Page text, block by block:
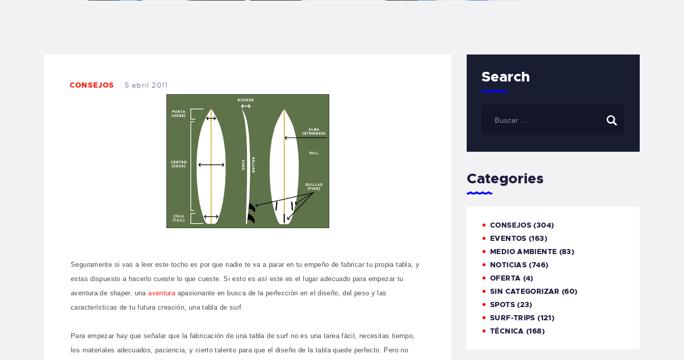
CARRITO
TIENDA FAMILY
SURFERS
WEBCAM SALINAS
PEDIDOS
CONSEJOS 5 abril 2011
Seguramente si vas a leer este tocho es por que nadie te va a parar en tu empeño de fabricar tu propia tabla, y
estas dispuesto a hacerlo cueste lo que cueste. Si esto es así este es el lugar adecuado para empezar tu
aventura de shaper, unaaventuraapasionante en busca de la perfección en el diseño, del peso y las
características de tu futura creación, una tabla de surf.
Para empezar hay que señalar que la fabricación de una tabla de surf no es una tarea fácil, necesitas tiempo,
los materiales adecuados, paciencia, y cierto talento para que el diseño de la tabla quede perfecto. Pero no
Search
Categories
CONSEJOS (304)
EVENTOS (163)
MEDIO AMBIENTE (83)
NOTICIAS (746)
OFERTA (4)
SIN CATEGORIZAR (60)
SPOTS(23)
SURF-TRIPS (121)
TÉCNICA (168)